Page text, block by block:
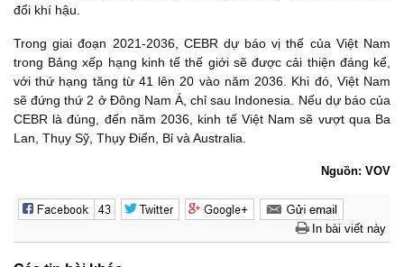
đổi khí hậu.
Trong giai đoạn 2021-2036, CEBR dự báo vị thế của Việt Nam
trong Bảng xếp hạng kinh tế thế giới sẽ được cải thiện đáng kể,
với thứ hạng tăng từ 41 lên 20 vào năm 2036. Khi đó, Việt Nam
sẽ đứng thứ 2 ở Đông Nam Á, chỉ sau Indonesia. Nếu dự báo của
CEBR là đúng, đến năm 2036, kinh tế Việt Nam sẽ vượt qua Ba
Lan, Thụy Sỹ, Thụy Điển, Bỉ và Australia.
Nguồn: VOV
In bài viết này